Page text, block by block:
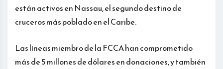
están activos en Nassau, el segundo destino de
cruceros más poblado en el Caribe.
Las líneas miembro de la FCCA han comprometido
más de 5 millones de dólares en donaciones, y también